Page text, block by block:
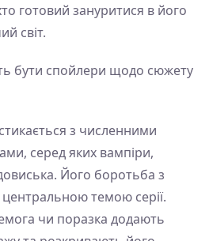
готовий зануритися в його
світ.
бути спойлери щодо сюжету
з численними
серед яких вампіри,
Його боротьба з
темою серії.
чи поразка додають